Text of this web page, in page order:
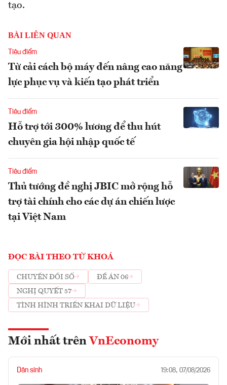
tạo.
BÀI LIÊN QUAN
Tiêu điểm
Từ cải cách bộ máy đến nâng cao năng
lực phục vụ và kiến tạo phát triển
Tiêu điểm
Hỗ trợ tới 300% lương để thu hút
chuyên gia hội nhập quốc tế
Tiêu điểm
Thủ tướng đề nghị JBIC mở rộng hỗ
trợ tài chính cho các dự án chiến lược
tại Việt Nam
ĐỌC BÀI THEO TỪ KHOÁ
CHUYỂN ĐỔI SỐ
ĐỀ ÁN 06
NGHỊ QUYẾT 57
TÌNH HÌNH TRIỂN KHAI DỮ LIỆU
Mới nhất trên VnEconomy
Dân sinh 19:08, 07/08/2026